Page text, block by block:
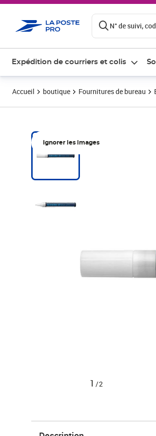
N° de suivi,
Expédition de courriers et colis
Accueil boutique Fournitures de bureau
Ignorer les images
1 /2